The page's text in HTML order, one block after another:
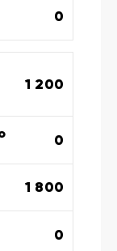
0
1 200
0
1 800
0